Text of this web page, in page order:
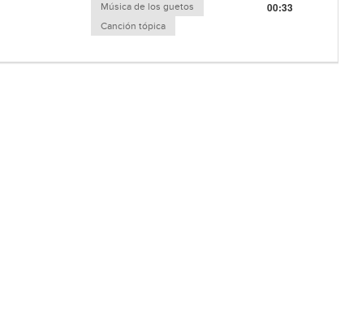
Música de los guetos
Canción tópica
00:33